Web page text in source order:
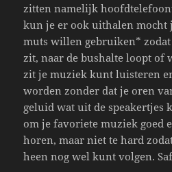
zitten namelijk
kun je er ook uithalen mocht
muts willen gebruiken*
zit, naar de bushalte loopt of
zit je muziek kunt luisteren
worden zonder dat je oren
geluid wat uit de speakertjes
om je favoriete muziek goed
horen, maar niet te hard
heen nog wel kunt volgen.